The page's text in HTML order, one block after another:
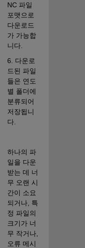
NC 파일
포맷으로
다운로드
가 가능합
니다.
6. 다운로
드된 파일
들은 연도
별 폴더에
분류되어
저장됩니
다.
하나의 파
일을 다운
받는 데 너
무 오랜 시
간이 소요
되거나, 특
정 파일의
크기가 너
무 작거나,
오류 메시